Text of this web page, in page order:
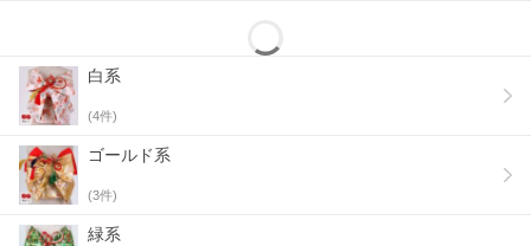
白系
(4件)
ゴールド系
(3件)
緑系